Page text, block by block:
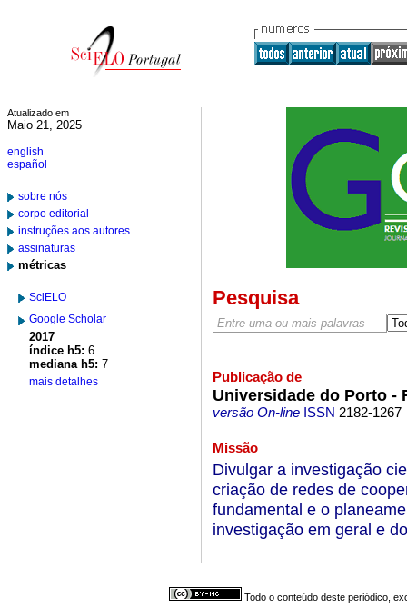
Atualizado em
Maio 21, 2025
english
español
sobre nós
corpo editorial
instruções aos autores
assinaturas
métricas
SciELO
Google Scholar
2017
índice h5: 6
mediana h5: 7
mais detalhes
Pesquisa
Publicação de
Universidade do Porto -
versão On-lineISSN 2182-1267
Missão
Divulgar a investigação
criação de redes de
fundamental e o
investigação em geral e
Todo o conteúdo deste periódico,